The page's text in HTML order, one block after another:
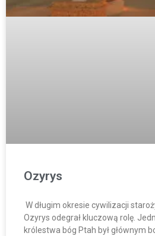
Ozyrys
W długim okresie cywilizacji
Ozyrys odegrał kluczową rolę.
królestwa bóg Ptah był głównym